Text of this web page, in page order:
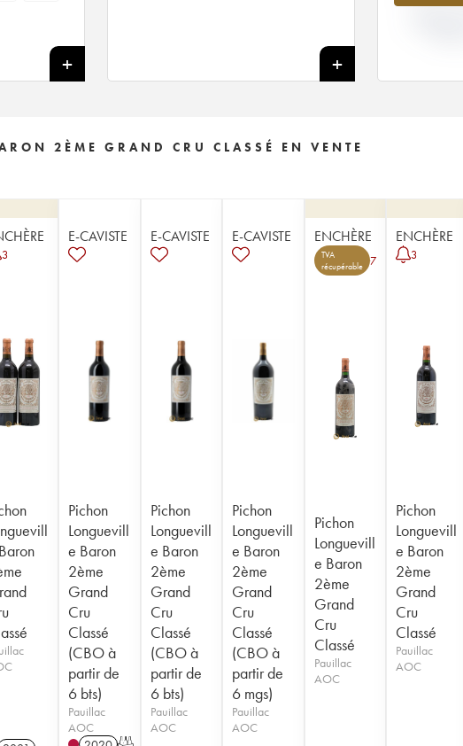
1998
1993
1967
1945
1928
+
2ÈME GRAND CRU CLASSÉ EN VENTE
3
E-CAVISTE
Pichon
Longuevill
e Baron
2ème
Grand
Cru
Classé
(CBO à
partir de
6 bts)
Pauillac
AOC
E-CAVISTE
Pichon
Longuevill
e Baron
2ème
Grand
Cru
Classé
(CBO à
partir de
6 bts)
Pauillac
AOC
E-CAVISTE
Pichon
Longuevill
e Baron
2ème
Grand
Cru
Classé
(CBO à
partir de
6 mgs)
Pauillac
AOC
ENCHÈRE
TVA
récupérable
7
Pichon
Longuevill
e Baron
2ème
Grand
Cru
Classé
Pauillac
AOC
ENCHÈRE
3
Pichon
Longuevill
e Baron
2ème
Grand
Cru
Classé
Pauillac
AOC